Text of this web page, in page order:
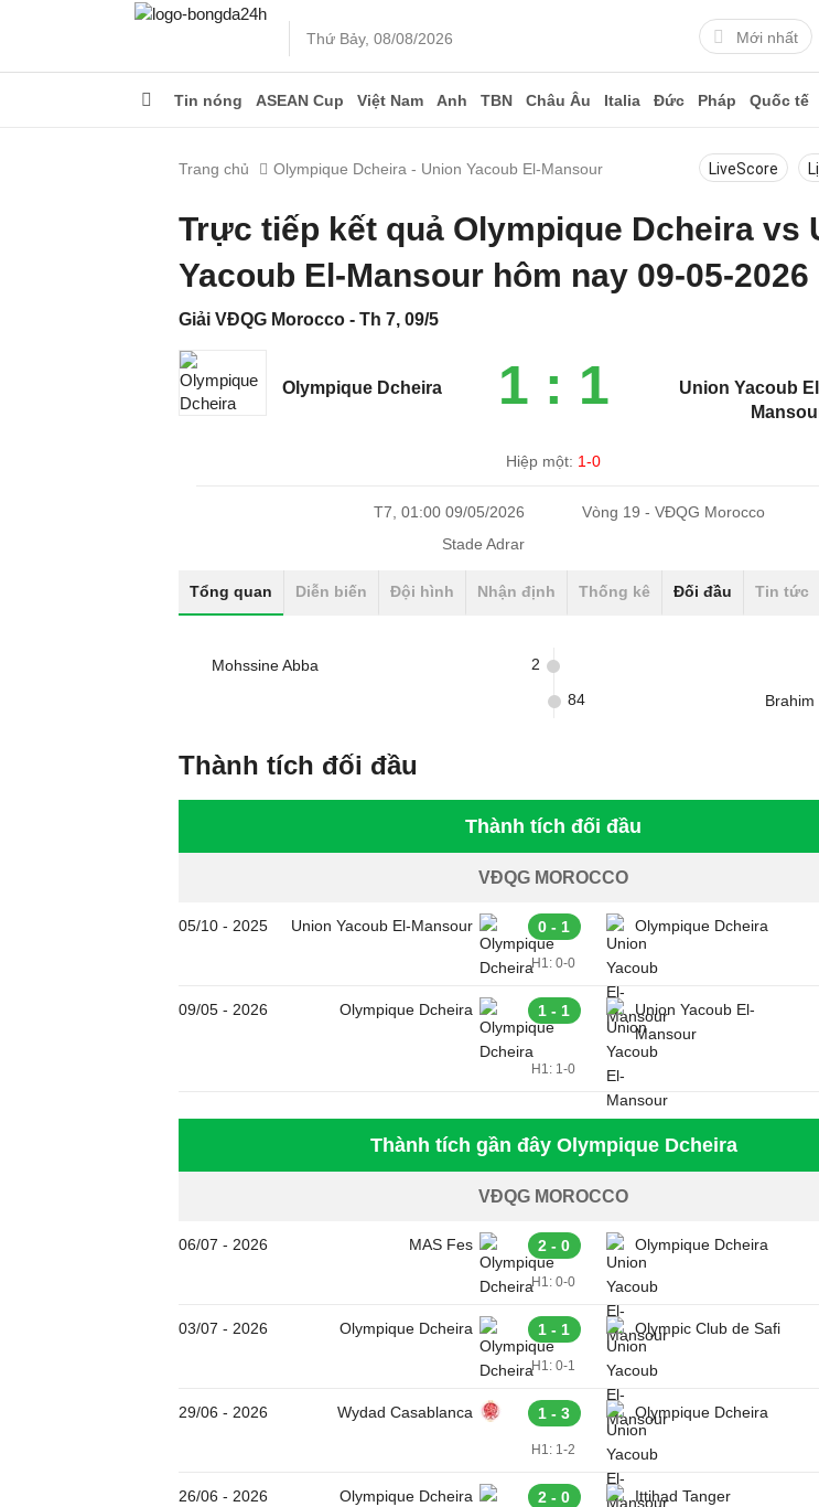
Thứ Bảy, 08/08/2026 Mới nhất
Tin nóng ASEAN Cup Việt Nam Anh TBN Châu Âu Italia Đức Pháp Quốc tế
Trang chủ Olympique Dcheira - Union Yacoub El-Mansour LiveScore
Trực tiếp kết quả Olympique Dcheira vs
Yacoub El-Mansour hôm nay 09-05-2026
Giải VĐQG Morocco - Th 7, 09/5
Olympique Dcheira 1 : 1
Union Yacoub
Hiệp một: 1-0
T7, 01:00 09/05/2026
Vòng 19 - VĐQG Morocco
Stade Adrar
Tổng quan Diễn biến Đội hình Nhận định Thống kê Đối đầu Tin tức
Mohssine Abba 2
84
Thành tích đối đầu
Thành tích đối đầu
VĐQG MOROCCO
05/10 - 2025 Union Yacoub El-Mansour 0 - 1 Olympique Dcheira
H1: 0-0
09/05 - 2026 Olympique Dcheira 1 - 1
Union Yacoub El-
Mansour
H1: 1-0
Thành tích gần đây Olympique Dcheira
VĐQG MOROCCO
06/07 - 2026 MAS Fes 2 - 0 Olympique Dcheira
H1: 0-0
03/07 - 2026 Olympique Dcheira 1 - 1 Olympic Club de Safi
H1: 0-1
29/06 - 2026 Wydad Casablanca 1 - 3 Olympique Dcheira
H1: 1-2
26/06 - 2026 Olympique Dcheira 2 - 0 Ittihad Tanger